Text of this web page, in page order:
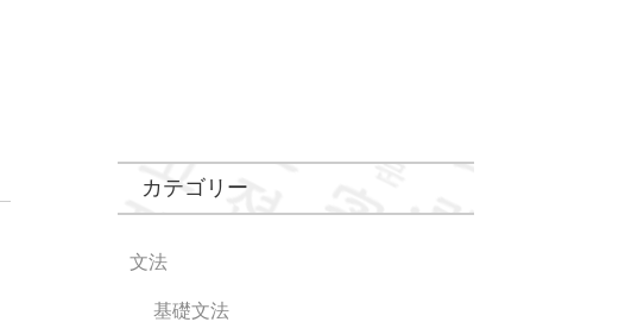
カテゴリー
文法
基礎文法